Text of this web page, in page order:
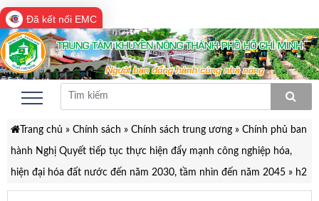
Đã kết nối EMC
Trang chủ » Chính sách » Chính sách trung ương» Chính phủ ban
hành Nghị Quyết tiếp tục thực hiện đẩy mạnh công nghiệp hóa,
hiện đại hóa đất nước đến năm 2030, tầm nhìn đến năm 2045» h2